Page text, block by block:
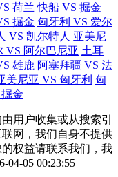
荷兰 快船 VS 掘金
掘金 匈牙利 VS 爱尔
VS 凯尔特人 亚美尼
VS 阿尔巴尼亚 土耳
雄鹿 阿塞拜疆 VS 法
美尼亚 VS 匈牙利 匈
金
用户收集或从搜索引
网，我们自身不提供
权益请联系我们，我
04-05 00:23:55